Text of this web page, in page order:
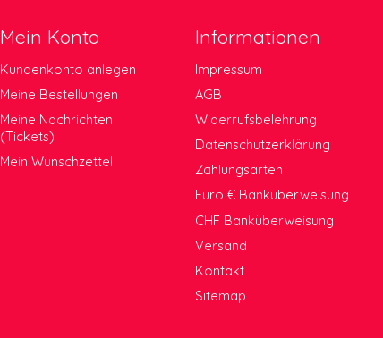
Mein Konto
Kundenkonto anlegen
Meine Bestellungen
Meine Nachrichten
(Tickets)
Mein Wunschzettel
Informationen
Impressum
AGB
Widerrufsbelehrung
Datenschutzerklärung
Zahlungsarten
Euro € Banküberweisung
CHF Banküberweisung
Versand
Kontakt
Sitemap